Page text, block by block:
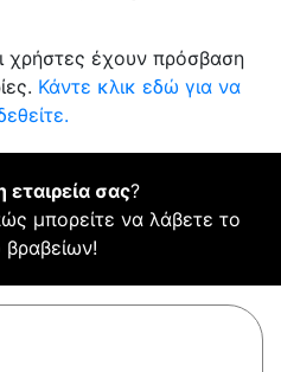
χρήστες έχουν πρόσβαση
Κάντε κλικ εδώ για να
εταιρεία σας?
μπορείτε να λάβετε το